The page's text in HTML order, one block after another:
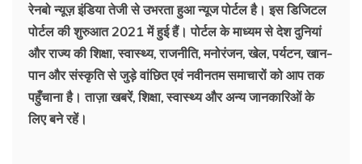
रेनबो न्यूज़ इंडिया तेजी से उभरता हुआ न्‍यूज पोर्टल है। इस डिजिटल
पोर्टल की शुरुआत 2021 में हुई हैं। पोर्टल के माध्यम से देश दुनियां
और राज्य की शिक्षा, स्वास्थ्य, राजनीति, मनोरंजन, खेल, पर्यटन, खान-
पान और संस्कृति से जुड़े वांछित एवं नवीनतम समाचारों को आप तक
पहुँचाना है। ताज़ा खबरें, शिक्षा, स्वास्थ्य और अन्य जानकारिओं के
लिए बने रहें।